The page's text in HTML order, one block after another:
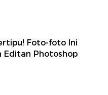
Foto-foto Ini
Editan Photoshop